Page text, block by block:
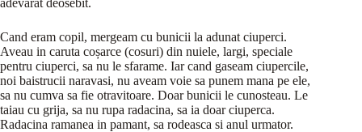
Cand eram copil, mergeam cu bunicii la adunat ciuperci.
Aveau in caruta coșarce (cosuri) din nuiele, largi, speciale
pentru ciuperci, sa nu le sfarame. Iar cand gaseam ciupercile,
noi baistrucii naravasi, nu aveam voie sa punem mana pe ele,
sa nu cumva sa fie otravitoare. Doar bunicii le cunosteau. Le
taiau cu grija, sa nu rupa radacina, sa ia doar ciuperca.
Radacina ramanea in pamant, sa rodeasca si anul urmator.